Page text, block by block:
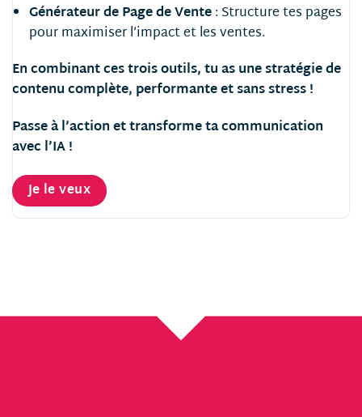
Générateur de Page de Vente: Structure tes pages
pour maximiser l’impact et les ventes.
En combinant ces trois outils, tu as une stratégie de
contenu complète, performante et sans stress !
Passe à l’action et transforme ta communication
avec l’IA !
Je le veux